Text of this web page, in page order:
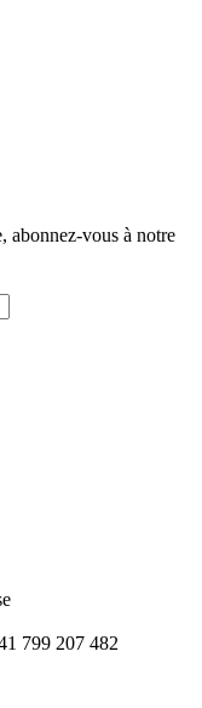
abonnez-vous à notre
799 207 482